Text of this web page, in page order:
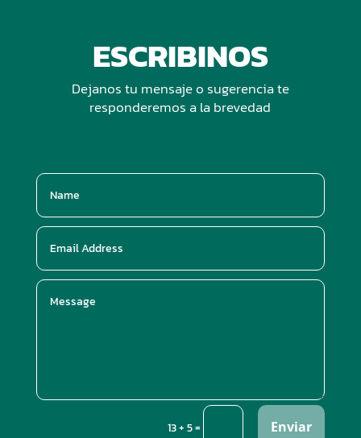
ESCRIBINOS
Dejanos tu mensaje o sugerencia te
responderemos a la brevedad
13 + 5= Enviar